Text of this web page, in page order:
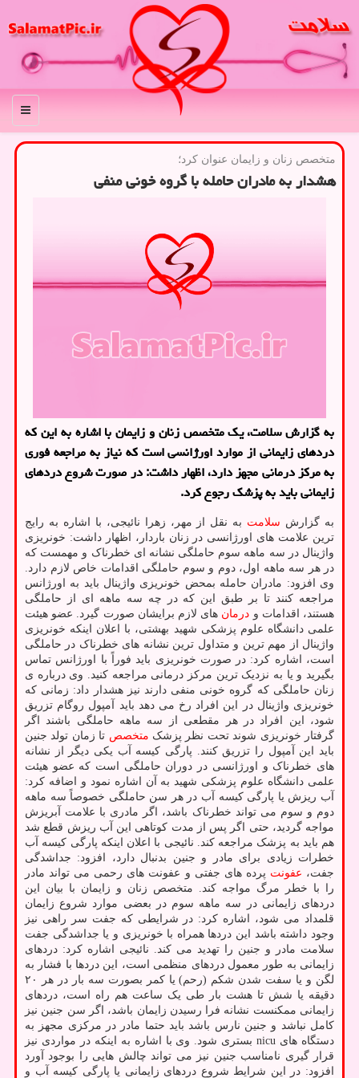
منو
متخصص زنان و زایمان عنوان كرد؛
هشدار به مادران حامله با گروه خونی منفی
به گزارش سلامت، یک متخصص زنان و زایمان با اشاره به این که
دردهای زایمانی از موارد اورژانسی است که نیاز به مراجعه فوری
به مرکز درمانی مجهز دارد، اظهار داشت: در صورت شروع دردهای
زایمانی باید به پزشک رجوع کرد.
به گزارش سلامت به نقل از مهر، زهرا نائیجی، با اشاره به رایج
ترین علامت های اورژانسی در زنان باردار، اظهار داشت: خونریزی
واژینال در سه ماهه سوم حاملگی نشانه ای خطرناک و مهمست که
در هر سه ماهه اول، دوم و سوم حاملگی اقدامات خاص لازم دارد.
وی افزود: مادران حامله بمحض خونریزی واژینال باید به اورژانس
مراجعه کنند تا بر طبق این که در چه سه ماهه ای از حاملگی
هستند، اقدامات و درمان های لازم برایشان صورت گیرد. عضو هیئت
علمی دانشگاه علوم پزشکی شهید بهشتی، با اعلان اینکه خونریزی
واژینال از مهم ترین و متداول ترین نشانه های خطرناک در حاملگی
است، اشاره کرد: در صورت خونریزی باید فوراً با اورژانس تماس
بگیرید و یا به نزدیک ترین مرکز درمانی مراجعه کنید. وی درباره ی
زنان حاملگی که گروه خونی منفی دارند نیز هشدار داد: زمانی که
خونریزی واژینال در این افراد رخ می دهد باید آمپول روگام تزریق
شود، این افراد در هر مقطعی از سه ماهه حاملگی باشند اگر
گرفتار خونریزی شوند تحت نظر پزشک متخصص تا زمان تولد جنین
باید این آمپول را تزریق کنند. پارگی کیسه آب یکی دیگر از نشانه
های خطرناک و اورژانسی در دوران حاملگی است که عضو هیئت
علمی دانشگاه علوم پزشکی شهید به آن اشاره نمود و اضافه کرد:
آب ریزش یا پارگی کیسه آب در هر سن حاملگی خصوصاً سه ماهه
دوم و سوم می تواند خطرناک باشد، اگر مادری با علامت آبریزش
مواجه گردید، حتی اگر پس از مدت کوتاهی این آب ریزش قطع شد
هم باید به پزشک مراجعه کند. نائیجی با اعلان اینکه پارگی کیسه آب
خطرات زیادی برای مادر و جنین بدنبال دارد، افزود: جداشدگی
جفت، عفونت پرده های جفتی و عفونت های رحمی می تواند مادر
را با خطر مرگ مواجه کند. متخصص زنان و زایمان با بیان این
دردهای زایمانی در سه ماهه سوم در بعضی موارد شروع زایمان
قلمداد می شود، اشاره کرد: در شرایطی که جفت سر راهی نیز
وجود داشته باشد این دردها همراه با خونریزی و یا جداشدگی جفت
سلامت مادر و جنین را تهدید می کند. نائیجی اشاره کرد: دردهای
زایمانی به طور معمول دردهای منظمی است، این دردها با فشار به
لگن و یا سفت شدن شکم (رحم) یا کمر بصورت سه بار در هر ۲۰
دقیقه یا شش تا هشت بار طی یک ساعت هم راه است، دردهای
زایمانی ممکنست نشانه فرا رسیدن زایمان باشد، اگر سن جنین نیز
کامل نباشد و جنین نارس باشد باید حتما مادر در مرکزی مجهز به
دستگاه های nicu بستری شود. وی با اشاره به اینکه در مواردی نیز
قرار گیری نامناسب جنین نیز می تواند چالش هایی را بوجود آورد
افزود: در این شرایط شروع دردهای زایمانی یا پارگی کیسه آب و